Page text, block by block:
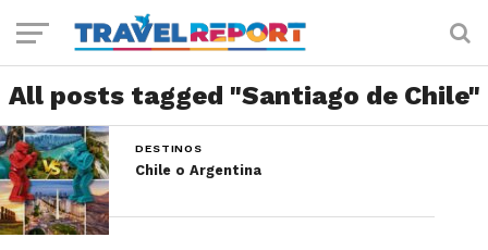
All posts tagged "Santiago de Chile"
DESTINOS
Chile o Argentina